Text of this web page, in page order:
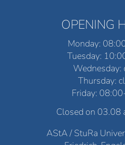
OPENING
Monday:
Tuesday:
Wednesday:
Thursday:
Friday:
Closed on 03.08
AStA / StuRa